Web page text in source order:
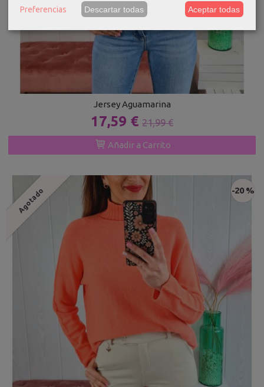
Jersey Aguamarina
17,59 € 21,99 €
Añadir a Carrito
Agotado -20 %
Preferencias Descartar todas Aceptar todas